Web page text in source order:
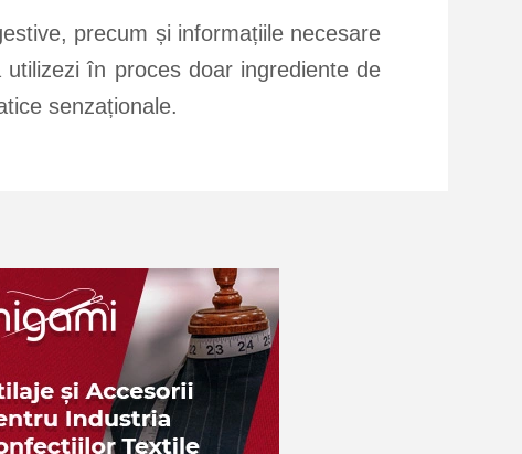
precum și informațiile necesare
în proces doar ingrediente de
senzaționale.